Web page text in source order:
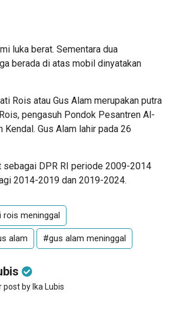
luka berat. Sementara dua
berada di atas mobil dinyatakan
Rois atau Gus Alam merupakan putra
pengasuh Pondok Pesantren Al-
Kendal. Gus Alam lahir pada 26
sebagai DPR RI periode 2009-2014
2014-2019 dan 2019-2024.
rois meninggal
alam #gus alam meninggal
post by Ika Lubis